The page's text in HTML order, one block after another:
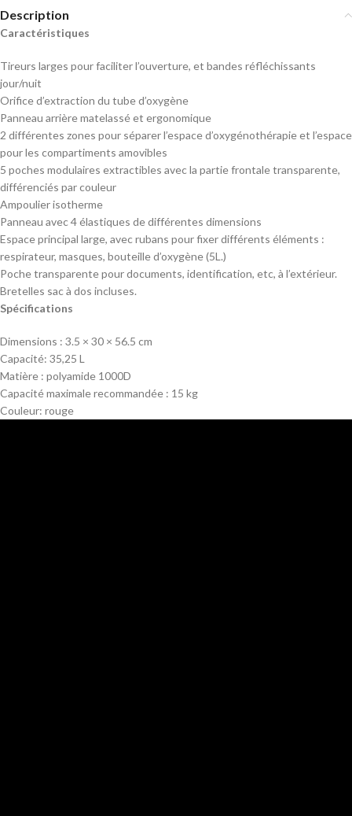
Description
Caractéristiques
Tireurs larges pour faciliter l’ouverture, et bandes réfléchissants
jour/nuit
Orifice d’extraction du tube d’oxygène
Panneau arrière matelassé et ergonomique
2 différentes zones pour séparer l’espace d’oxygénothérapie et l’espace
pour les compartiments amovibles
5 poches modulaires extractibles avec la partie frontale transparente,
différenciés par couleur
Ampoulier isotherme
Panneau avec 4 élastiques de différentes dimensions
Espace principal large, avec rubans pour fixer différents éléments :
respirateur, masques, bouteille d’oxygène (5L.)
Poche transparente pour documents, identification, etc, à l’extérieur.
Bretelles sac à dos incluses.
Spécifications
Dimensions : 3.5 × 30 × 56.5 cm
Capacité: 35,25 L
Matière : polyamide 1000D
Capacité maximale recommandée : 15 kg
Couleur: rouge